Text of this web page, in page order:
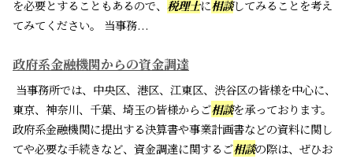
を必要とすることもあるので、 税理士に相談してみることを考え
てみてください。 当事務...
政府系金融機関からの資金調達
当事務所では、中央区、港区、江東区、渋谷区の皆様を中心に、
東京、神奈川、千葉、埼玉の皆様からご相談を承っております。
政府系金融機関に提出する決算書や事業計画書などの資料に関し
てや必要な手続きなど、資金調達に関するご相談の際は、ぜひお